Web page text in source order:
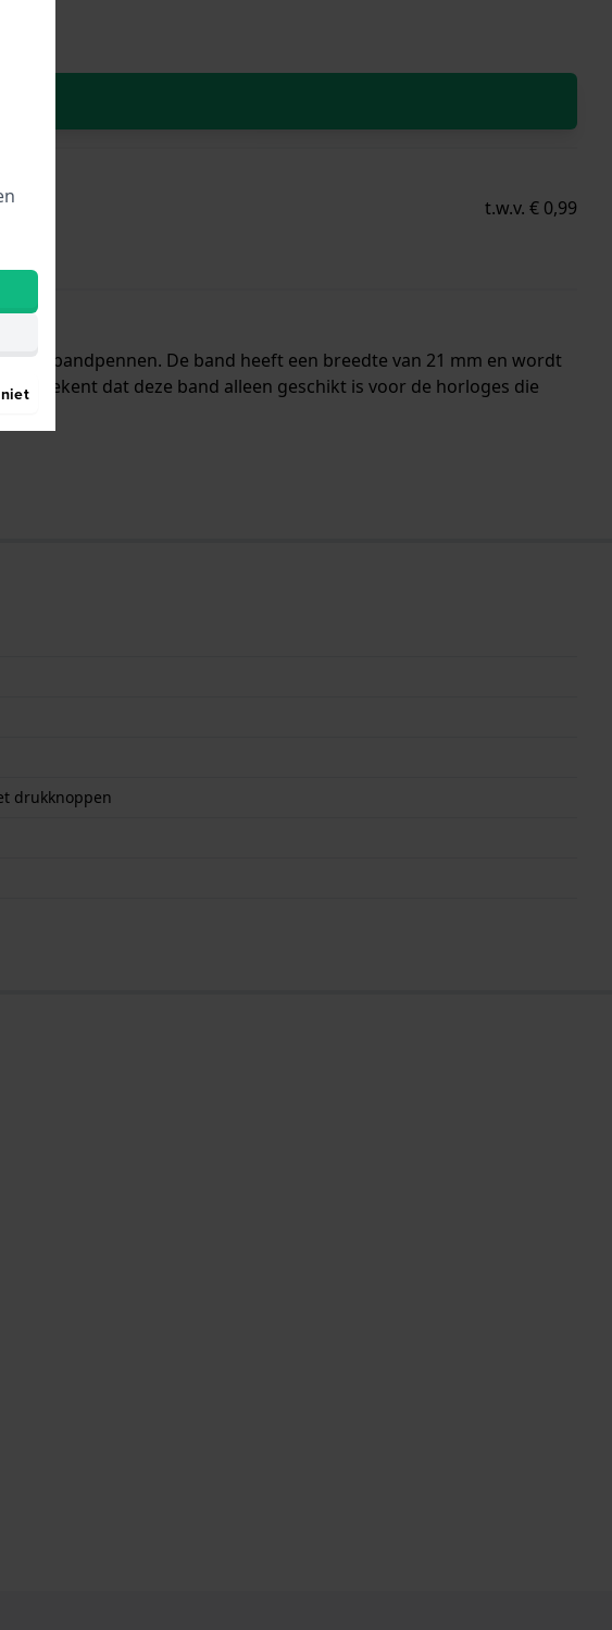
t.w.v. € 0,99
bandpennen. De band heeft een breedte van 21 mm en wordt
betekent dat deze band alleen geschikt is voor de horloges die
drukknoppen